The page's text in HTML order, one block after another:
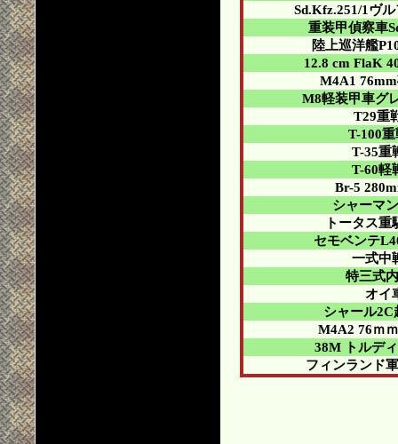
Sd.Kfz.251/1ヴ
重装甲偵察車
陸上巡洋艦
12.8 cm FlaK
M4A1
M8軽装甲車グ
T29重
T-100
T-35重
T-60軽
Br-5
シャーマ
トータス重
セモベンテ
一式中
特三式
オイ
シャール2C
M4A2 76ｍ
38M トルデ
フィンランド